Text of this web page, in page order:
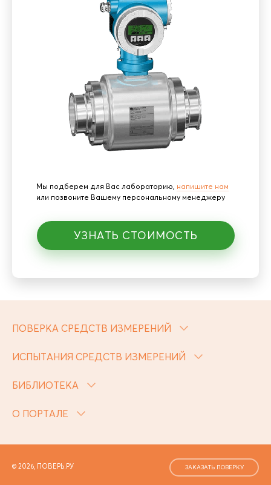
Мы подберем для Вас лабораторию, напишите нам
или позвоните Вашему персональному менеджеру
УЗНАТЬ СТОИМОСТЬ
ПОВЕРКА СРЕДСТВ ИЗМЕРЕНИЙ
ИСПЫТАНИЯ СРЕДСТВ ИЗМЕРЕНИЙ
БИБЛИОТЕКА
О ПОРТАЛЕ
© 2026, ПОВЕРЬ.РУ ЗАКАЗАТЬ ПОВЕРКУ